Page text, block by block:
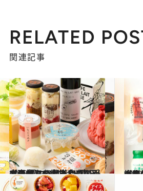
RELATED
関連記事
2023.7.14
【画像】47都道府県の手土産 夏にうれしい！ ひんやりおやつ大集合 “東日本エリアを総まとめ”
グルメ 【画像】47都道府県の手土産 つめたい
グル